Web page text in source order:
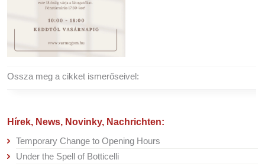
Ossza meg a cikket ismerőseivel:
Hírek, News, Novinky, Nachrichten:
Temporary Change to Opening Hours
Under the Spell of Botticelli